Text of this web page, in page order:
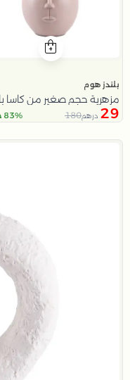
بلندز هوم
مزهرية حجم صغير من كاسا
29 درهم180 83% خصم